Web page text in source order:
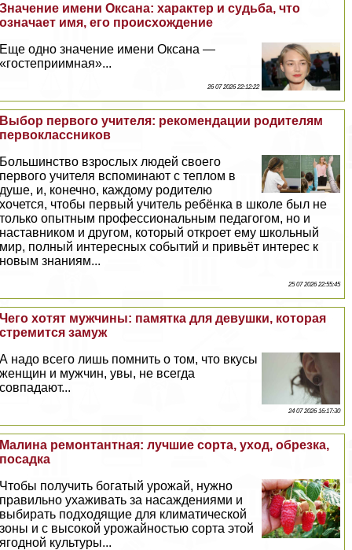
Значение имени Оксана: хаpaктер и судьба, что
означает имя, его происхождение
Еще одно значение имени Оксана —
«гостеприимная»...
26 07 2026 22:12:22
Выбор первого учителя: рекомендации родителям
первоклассников
Большинство взрослых людей своего
первого учителя вспоминают с теплом в
душе, и, конечно, каждому родителю
хочется, чтобы первый учитель ребёнка в школе был не
только опытным профессиональным педагогом, но и
наставником и другом, который откроет ему школьный
мир, полный интересных событий и привьёт интерес к
новым знаниям...
25 07 2026 22:55:45
Чего хотят мужчины: памятка для дeвyшки, которая
стремится замуж
А надо всего лишь помнить о том, что вкусы
женщин и мужчин, увы, не всегда
совпадают...
24 07 2026 16:17:30
Малина ремонтантная: лучшие сорта, уход, обрезка,
посадка
Чтобы получить богатый урожай, нужно
правильно ухаживать за насаждениями и
выбирать подходящие для климатической
зоны и с высокой урожайностью сорта этой
ягодной культуры...